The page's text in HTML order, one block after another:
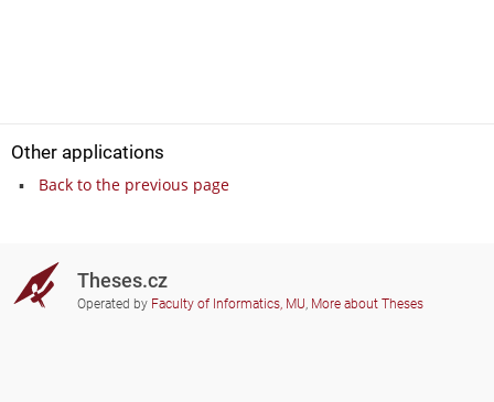
Other applications
Back to the previous page
Theses.cz
Operated by Faculty of Informatics, MU, More about Theses